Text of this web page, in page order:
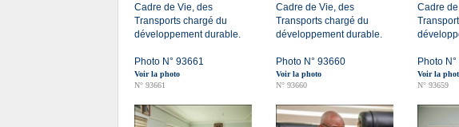
Cadre de Vie, des
Transports chargé du
développement durable.
Photo N° 93661
Voir la photo
N° 93661
Cadre de Vie, des
Transports chargé du
développement durable.
Photo N° 93660
Voir la photo
N° 93660
Cadre
Photo
Voir la
N° 93659